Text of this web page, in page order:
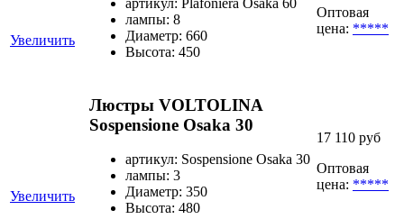
Увеличить
артикул: Plafoniera Osaka 60
лампы: 8
Диаметр: 660
Высота: 450
Оптовая
цена: *****
Увеличить
Люстры VOLTOLINA
Sospensione Osaka 30
артикул: Sospensione Osaka 30
лампы: 3
Диаметр: 350
Высота: 480
17 110 руб
Оптовая
цена: *****